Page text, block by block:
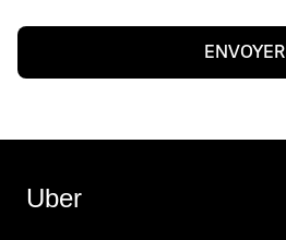
ENVOYER
Uber